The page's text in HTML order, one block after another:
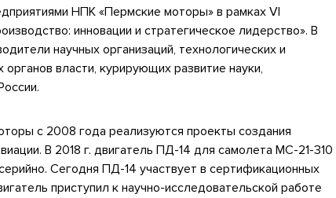
НПК «Пермские моторы» в рамках VI
инновации и стратегическое лидерство». В
научных организаций, технологических и
власти, курирующих развитие науки,
с 2008 года реализуются проекты создания
В 2018 г. двигатель ПД-14 для самолета МС-21-310
Сегодня ПД-14 участвует в сертификационных
приступил к научно-исследовательской работе